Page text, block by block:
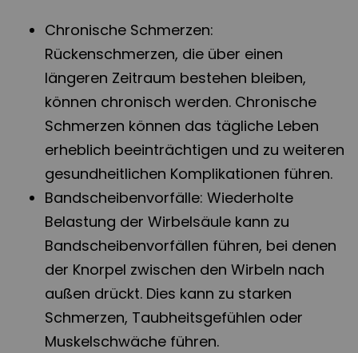
Chronische Schmerzen:
Rückenschmerzen, die über einen
längeren Zeitraum bestehen bleiben,
können chronisch werden. Chronische
Schmerzen können das tägliche Leben
erheblich beeinträchtigen und zu weiteren
gesundheitlichen Komplikationen führen.
Bandscheibenvorfälle: Wiederholte
Belastung der Wirbelsäule kann zu
Bandscheibenvorfällen führen, bei denen
der Knorpel zwischen den Wirbeln nach
außen drückt. Dies kann zu starken
Schmerzen, Taubheitsgefühlen oder
Muskelschwäche führen.